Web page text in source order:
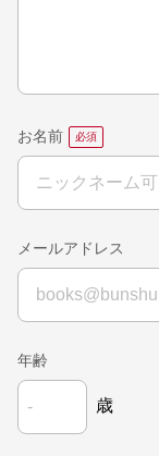
お名前
メールアドレス
年齢
歳